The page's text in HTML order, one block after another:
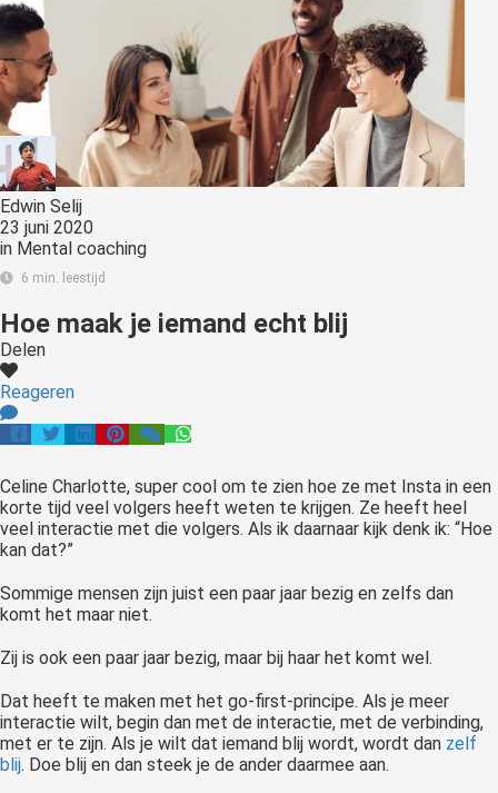
Edwin Selij
23 juni 2020
in Mental coaching
6 min. leestijd
Hoe maak je iemand echt blij
Delen
Reageren
Celine Charlotte, super cool om te zien hoe ze met Insta in een
korte tijd veel volgers heeft weten te krijgen. Ze heeft heel
veel interactie met die volgers. Als ik daarnaar kijk denk ik: “Hoe
kan dat?”
Sommige mensen zijn juist een paar jaar bezig en zelfs dan
komt het maar niet.
Zij is ook een paar jaar bezig, maar bij haar het komt wel.
Dat heeft te maken met het go-first-principe. Als je meer
interactie wilt, begin dan met de interactie, met de verbinding,
met er te zijn. Als je wilt dat iemand blij wordt, wordt dan zelf
blij. Doe blij en dan steek je de ander daarmee aan.